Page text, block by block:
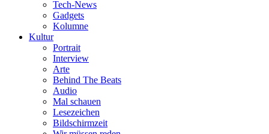
Tech-News
Gadgets
Kolumne
Kultur
Portrait
Interview
Arte
Behind The Beats
Audio
Mal schauen
Lesezeichen
Bildschirmzeit